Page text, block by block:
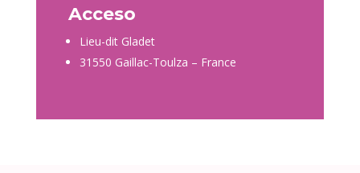
Acceso
Lieu-dit Gladet
31550 Gaillac-Toulza – France